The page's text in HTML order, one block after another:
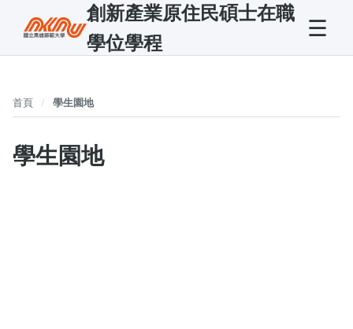
創新產業原住民碩士在職
學位學程
☰
首頁 學生園地
學生園地